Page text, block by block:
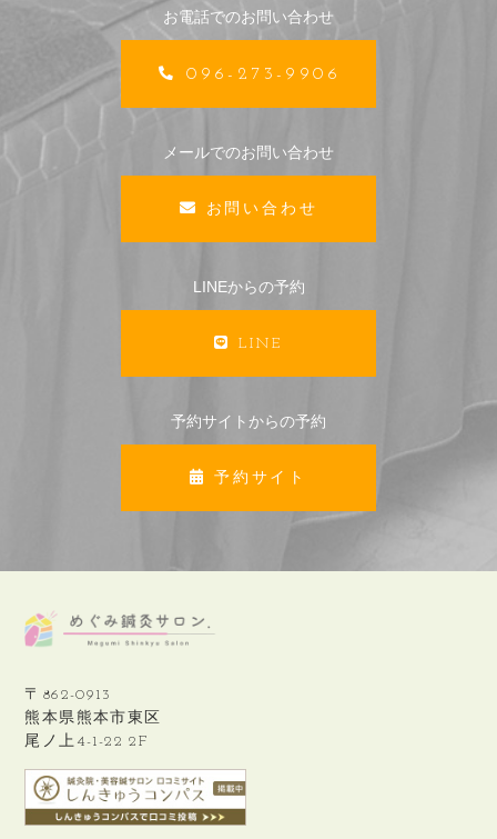
お電話でのお問い合わせ
096-273-9906
メールでのお問い合わせ
お問い合わせ
LINEからの予約
LINE
予約サイトからの予約
予約サイト
〒862-0913
熊本県熊本市東区
尾ノ上4-1-22 2F